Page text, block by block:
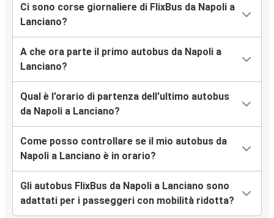
Ci sono corse giornaliere di FlixBus da Napoli a
Lanciano?
A che ora parte il primo autobus da Napoli a
Lanciano?
Qual è l'orario di partenza dell'ultimo autobus
da Napoli a Lanciano?
Come posso controllare se il mio autobus da
Napoli a Lanciano è in orario?
Gli autobus FlixBus da Napoli a Lanciano sono
adattati per i passeggeri con mobilità ridotta?